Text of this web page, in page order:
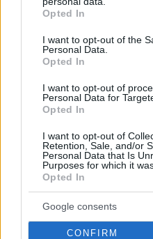
grant or deny consent to
use your data for below
consent section.
Opted In
I want to opt-out of the
Personal Data.
Opted In
I want to opt-out of
Personal Data for
Opted In
I want to opt-out of
Retention, Sale, and/or
Personal Data that Is
Purposes for which it
Opted In
Google consents
CONFIRM
ΦΟΡΤΩΣΗ
ΠΡΟΣΘΗΚΗ
ΌΝΟΜΑ *
EMAIL